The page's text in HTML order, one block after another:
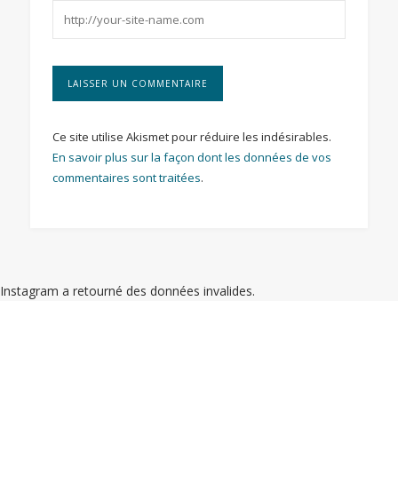
Ce site utilise Akismet pour réduire les indésirables.
En savoir plus sur la façon dont les données de vos
commentaires sont traitées.
Instagram a retourné des données invalides.